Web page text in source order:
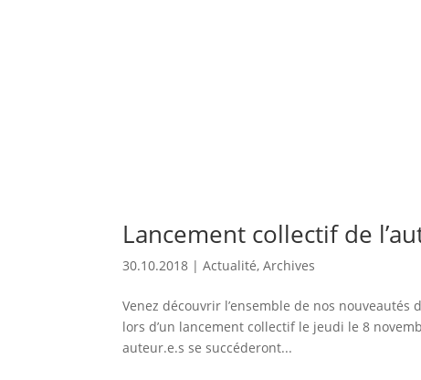
Lancement collectif de
30.10.2018 |Actualité,Archives
Venez découvrir l’ensemble de nos
lors d’un lancement collectif le jeudi le 8
auteur.e.s se succéderont...